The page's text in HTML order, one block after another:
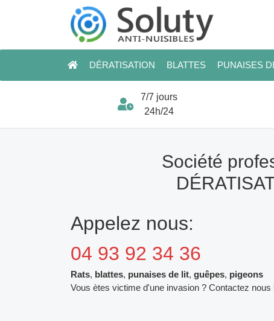
DÉRATISATION BLATTES PUNAISES
7/7 jours
24h/24
Société
Appelez nous:
04 93 92 34 36
Rats, blattes, punaises de lit, guêpes, pigeons
Vous ètes victime d'une invasion ? Contactez nous